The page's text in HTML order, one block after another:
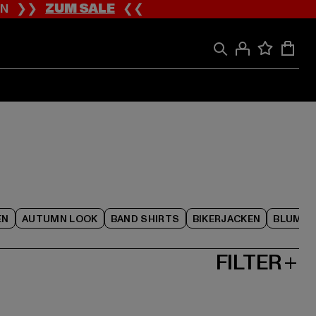
❯❯ZUM SALE❮❮
AUTUMN LOOK BAND SHIRTS BIKERJACKEN
FILTER